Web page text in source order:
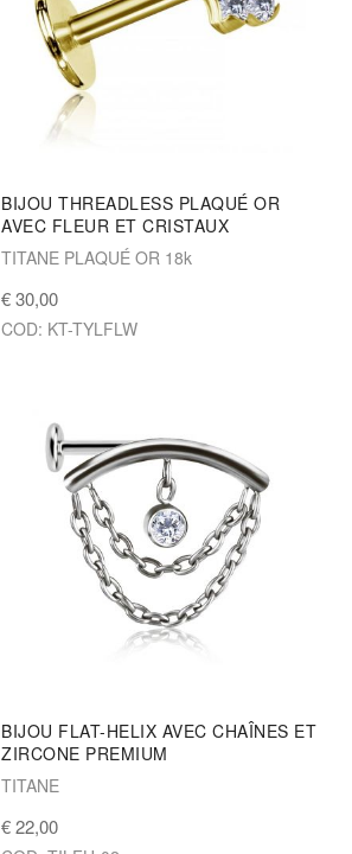
BIJOU THREADLESS PLAQUÉ OR
AVEC FLEUR ET CRISTAUX
TITANE PLAQUÉ OR 18k
€ 30,00
COD: KT-TYLFLW
BIJOU FLAT-HELIX AVEC CHAÎNES ET
ZIRCONE PREMIUM
TITANE
€ 22,00